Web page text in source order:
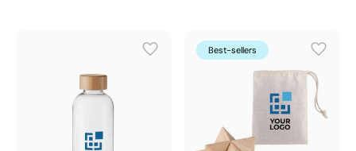
Best-sellers